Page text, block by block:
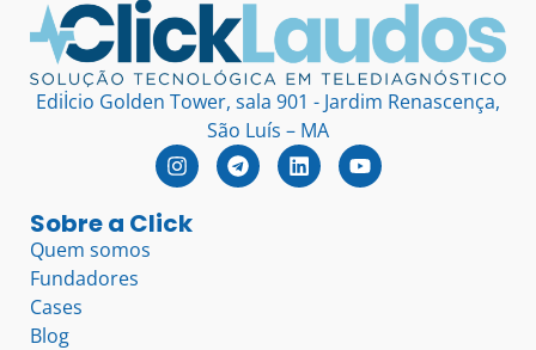
Ediİcio Golden Tower, sala 901 - Jardim Renascença,
São Luís – MA
Sobre a Click
Quem somos
Fundadores
Cases
Blog